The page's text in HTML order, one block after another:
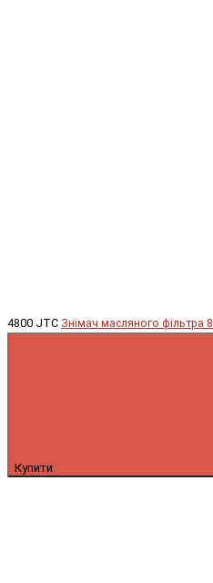
4800 JTC Знімач масляного фільтра
Купити